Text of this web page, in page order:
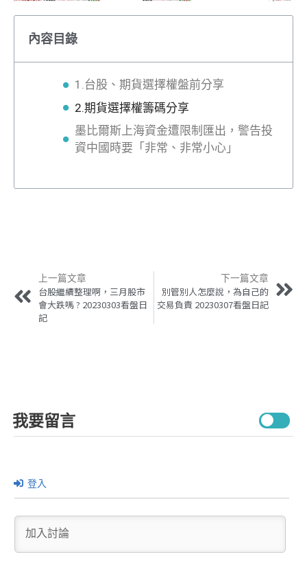
內容目錄
1.台股、期貨選擇權盤前分享
2.期貨選擇權籌碼分享
墨比爾斯上海資金遭限制匯出，警告投
資中國時要「非常、非常小心」
上一篇文章
台股繼續整理啊，三月股市
會大跌嗎 ? 20230303看盤日
記
下一篇文章
別管別人怎麼說，為自己的
交易負責 20230307看盤日記
我要留言
登入